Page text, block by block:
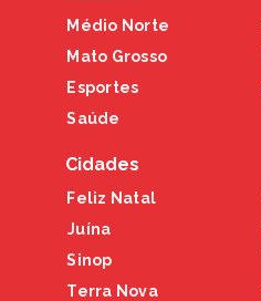
Médio Norte
Mato Grosso
Esportes
Saúde
Cidades
Feliz Natal
Juína
Sinop
Terra Nova